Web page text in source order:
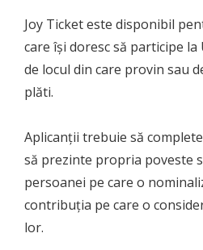
Joy Ticket este disponibil
care își doresc să participe
de locul din care provin sau
plăti.
Aplicanții trebuie să
să prezinte propria poveste
persoanei pe care o
contribuția pe care o
lor.